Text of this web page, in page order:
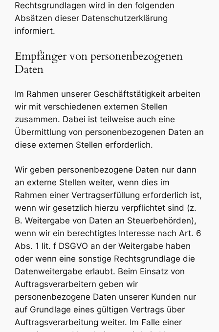
Rechtsgrundlagen wird in den folgenden
Absätzen dieser Datenschutzerklärung
informiert.
Empfänger von personenbezogenen
Daten
Im Rahmen unserer Geschäftstätigkeit arbeiten
wir mit verschiedenen externen Stellen
zusammen. Dabei ist teilweise auch eine
Übermittlung von personenbezogenen Daten an
diese externen Stellen erforderlich.
Wir geben personenbezogene Daten nur dann
an externe Stellen weiter, wenn dies im
Rahmen einer Vertragserfüllung erforderlich ist,
wenn wir gesetzlich hierzu verpflichtet sind (z.
B. Weitergabe von Daten an Steuerbehörden),
wenn wir ein berechtigtes Interesse nach Art. 6
Abs. 1 lit. f DSGVO an der Weitergabe haben
oder wenn eine sonstige Rechtsgrundlage die
Datenweitergabe erlaubt. Beim Einsatz von
Auftragsverarbeitern geben wir
personenbezogene Daten unserer Kunden nur
auf Grundlage eines gültigen Vertrags über
Auftragsverarbeitung weiter. Im Falle einer